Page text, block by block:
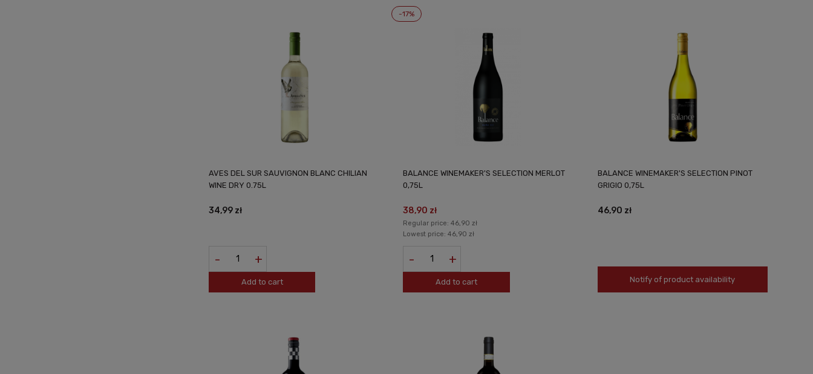
AVES DEL SUR SAUVIGNON BLANC CHILIAN
WINE DRY 0.75L
34,99 zł
- +
Add to cart
BALANCE WINEMAKER'S SELECTION MERLOT
0,75L
38,90 zł
Regular price:46,90 zł
Lowest price:46,90 zł
- +
Add to cart
-17%
BALANCE WINEMAKER'S SELECTION PINOT
GRIGIO 0,75L
46,90 zł
Notify of product availability